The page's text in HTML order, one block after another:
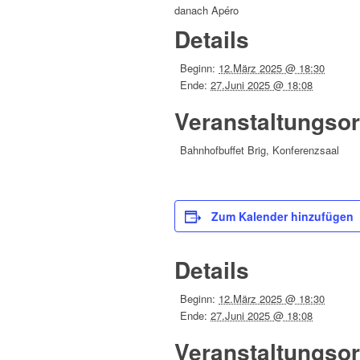
danach Apéro
Details
Beginn: 12.März 2025 @ 18:30
Ende: 27.Juni 2025 @ 18:08
Bahnhofbuffet Brig, Konferenzsaal
Zum Kalender hinzufügen
Details
Beginn: 12.März 2025 @ 18:30
Ende: 27.Juni 2025 @ 18:08